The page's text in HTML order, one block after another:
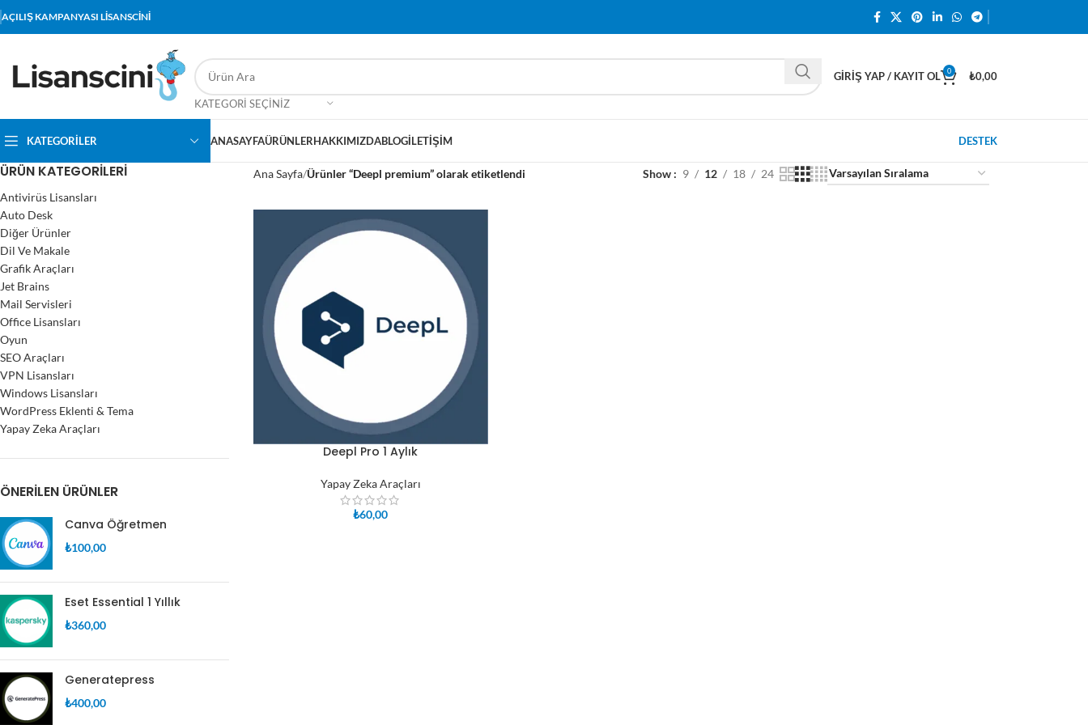
AÇILIŞ KAMPANYASI LİSANSCİNİ
KATEGORI SEÇINIZ
GIRIŞ YAP / KAYIT OL 0 ₺0,00
KATEGORİLER ANASAYFAÜRÜNLERHAKKIMIZDABLOGİLETIŞIM DESTEK
ÜRÜN KATEGORILERI
Antivirüs Lisansları
Auto Desk
Diğer Ürünler
Dil Ve Makale
Grafik Araçları
Jet Brains
Mail Servisleri
Office Lisansları
Oyun
SEO Araçları
VPN Lisansları
Windows Lisansları
WordPress Eklenti & Tema
Yapay Zeka Araçları
ÖNERILEN ÜRÜNLER
Canva Öğretmen
₺100,00
Eset Essential 1 Yıllık
₺360,00
Generatepress
₺400,00
Ana Sayfa Ürünler “Deepl premium” olarak etiketlendi Show 9 12 18 24
Deepl Pro 1 Aylık
Yapay Zeka Araçları
₺60,00